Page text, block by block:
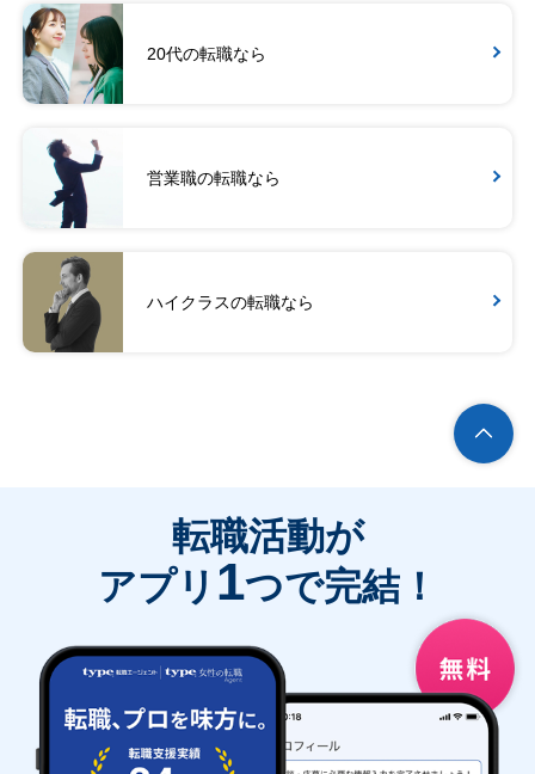
20代の転職なら
営業職の転職なら
ハイクラスの転職なら
転職活動が
アプリ 1つで完結！